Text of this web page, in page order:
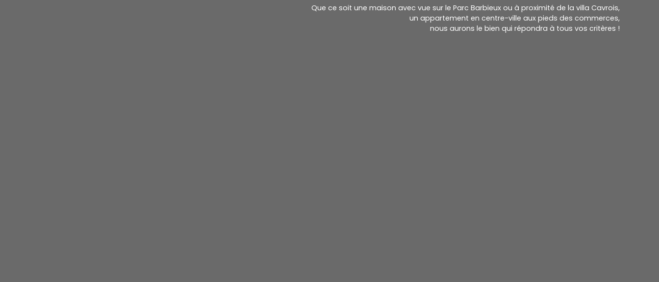
Que ce soit une maison avec vue sur le Parc Barbieux ou à proximité de la villa Cavrois,
un appartement en centre-ville aux pieds des commerces,
nous aurons le bien qui répondra à tous vos critères !